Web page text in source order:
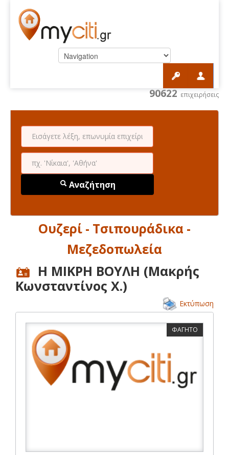
90622 επιχειρήσεις
Αναζήτηση
Ουζερί - Τσιπουράδικα -
Μεζεδοπωλεία
Η ΜΙΚΡΗ ΒΟΥΛΗ (Μακρής
Κωνσταντίνος Χ.)
Εκτύπωση
ΦΑΓΗΤΟ